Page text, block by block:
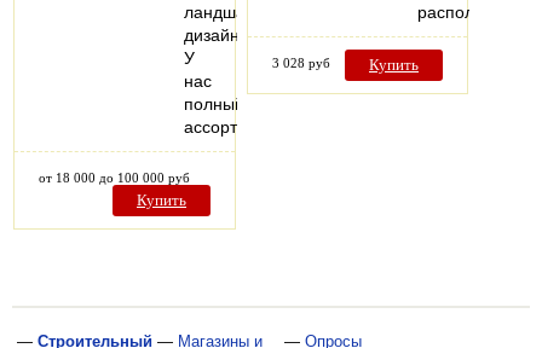
ландшафтного
дизайна.
У
нас
полный
ассортимент…
от 18 000 до 100 000 руб
Купить
расположен…
3 028 руб Купить
— Строительный — Магазины и — Опросы